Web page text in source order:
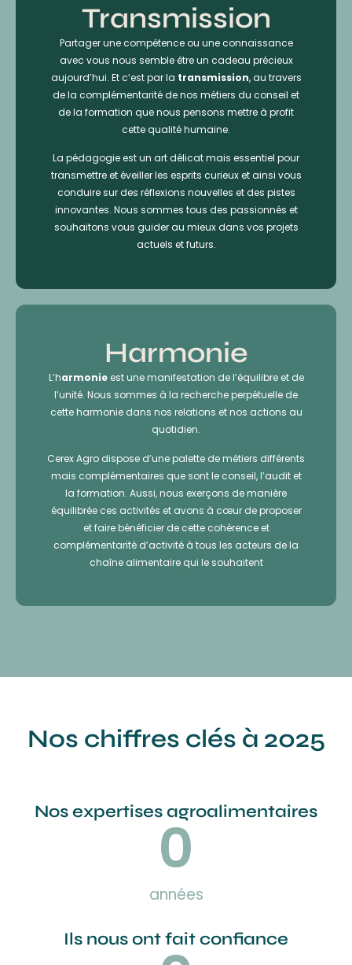
Transmission
Partager une compétence ou une connaissance
avec vous nous semble être un cadeau précieux
aujourd’hui. Et c’est par la transmission, au travers
de la complémentarité de nos métiers du conseil et
de la formation que nous pensons mettre à profit
cette qualité humaine.
La pédagogie est un art délicat mais essentiel pour
transmettre et éveiller les esprits curieux et ainsi vous
conduire sur des réflexions nouvelles et des pistes
innovantes. Nous sommes tous des passionnés et
souhaitons vous guider au mieux dans vos projets
actuels et futurs.
Harmonie
L’harmonieest une manifestation de l’équilibre et de
l’unité. Nous sommes à la recherche perpétuelle de
cette harmonie dans nos relations et nos actions au
quotidien.
Cerex Agro dispose d’une palette de métiers différents
mais complémentaires que sont le conseil, l’audit et
la formation. Aussi, nous exerçons de manière
équilibrée ces activités et avons à cœur de proposer
et faire bénéficier de cette cohérence et
complémentarité d’activité à tous les acteurs de la
chaîne alimentaire qui le souhaitent
Nos chiffres clés à 2025
Nos expertises agroalimentaires
années
0
Ils nous ont fait confiance